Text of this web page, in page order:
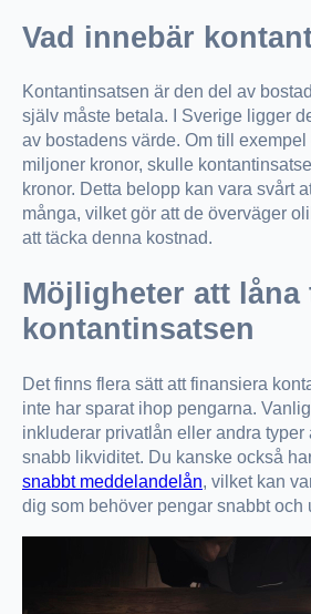
Vad innebär
Kontantinsatsen är den del av
själv måste betala. I Sverige ligger
av bostadens värde. Om till
miljoner kronor, skulle
kronor. Detta belopp kan vara svårt
många, vilket gör att de överväger
att täcka denna kostnad.
Möjligheter att låna
kontantinsatsen
Det finns flera sätt att finansiera
inte har sparat ihop pengarna.
inkluderar privatlån eller andra typer
snabb likviditet. Du kanske också
snabbt meddelandelån, vilket kan
dig som behöver pengar snabbt och